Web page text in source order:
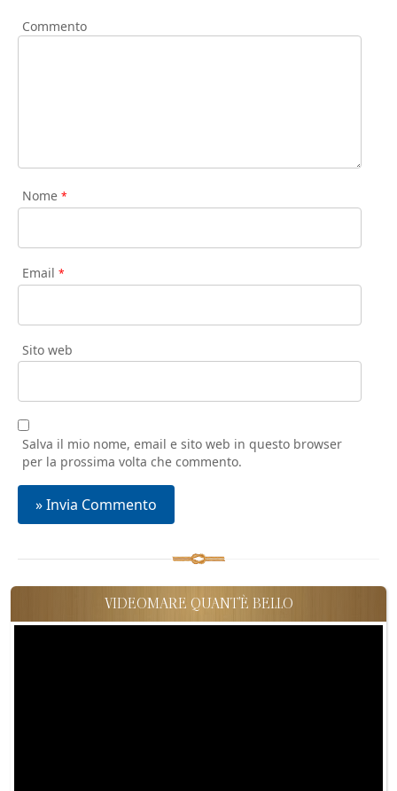
Commento
Nome *
Email *
Sito web
Salva il mio nome, email e sito web in questo browser
per la prossima volta che commento.
VIDEOMARE QUANT'È BELLO